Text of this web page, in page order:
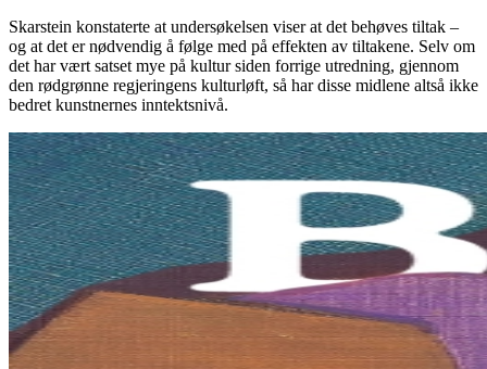
Skarstein konstaterte at undersøkelsen viser at det behøves tiltak –
og at det er nødvendig å følge med på effekten av tiltakene. Selv om
det har vært satset mye på kultur siden forrige utredning, gjennom
den rødgrønne regjeringens kulturløft, så har disse midlene altså ikke
bedret kunstnernes inntektsnivå.